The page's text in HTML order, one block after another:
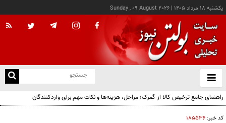
يکشنبه ۱۸ مرداد ۱۴۰۵ |
Sunday , 09 August 2026
باز
و
کد خبر: ۱۸۵۵۳۶